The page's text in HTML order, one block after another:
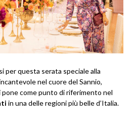
per questa serata speciale alla
nel cuore del Sannio,
pone come punto di riferimento nel
in una delle regioni più belle d’Italia.